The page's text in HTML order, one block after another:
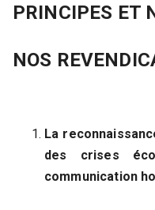
PRINCIPES ET
NOS
La
des crises
communication